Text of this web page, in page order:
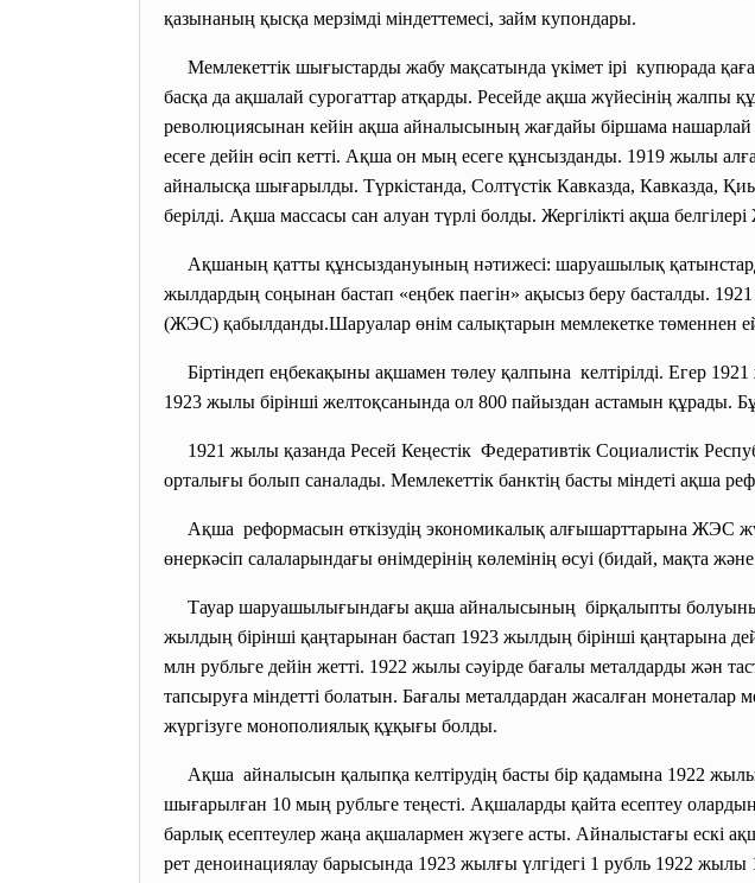
қазынаның қысқа мерзімді міндеттемесі, займ купондары.
Мемлекеттік шығыстарды жабу мақсатында үкімет ірі купюрада
басқа да ақшалай сурогаттар атқарды. Ресейде ақша жүйесінің жалпы
революциясынан кейін ақша айналысының жағдайы біршама
есеге дейін өсіп кетті. Ақша он мың есеге құнсызданды. 1919 жылы
айналысқа шығарылды. Түркістанда, Солтүстік Кавказда, Кавказда,
берілді. Ақша массасы сан алуан түрлі болды. Жергілікті ақша
Ақшаның қатты құнсыздануының нәтижесі: шаруашылық
жылдардың соңынан бастап «еңбек паегін» ақысыз беру басталды.
(ЖЭС) қабылданды.Шаруалар өнім салықтарын мемлекетке төменнен
Біртіндеп еңбекақыны ақшамен төлеу қалпына келтірілді. Егер
1923 жылы бірінші желтоқсанында ол 800 пайыздан астамын құрады.
1921 жылы қазанда Ресей Кеңестік Федеративтік Социалистік
орталығы болып саналады. Мемлекеттік банктің басты міндеті ақша
Ақша реформасын өткізудің экономикалық алғышарттарына ЖЭС
өнеркәсіп салаларындағы өнімдерінің көлемінің өсуі (бидай, мақта
Тауар шаруашылығындағы ақша айналысының бірқалыпты
жылдың бірінші қаңтарынан бастап 1923 жылдың бірінші қаңтарына
млн рубльге дейін жетті. 1922 жылы сәуірде бағалы металдарды жән
тапсыруға міндетті болатын. Бағалы металдардан жасалған
жүргізуге монополиялық құқығы болды.
Ақша айналысын қалыпқа келтірудің басты бір қадамына 1922
шығарылған 10 мың рубльге теңесті. Ақшаларды қайта есептеу
барлық есептеулер жаңа ақшалармен жүзеге асты. Айналыстағы ескі
рет деноинациялау барысында 1923 жылғы үлгідегі 1 рубль 1922 жылы